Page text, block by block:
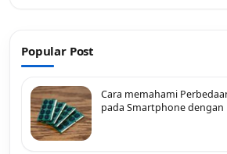
Popular Post
Cara memahami
pada Smartphone dengan